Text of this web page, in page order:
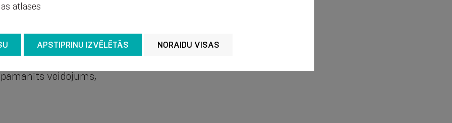
veidojums,
atlases
APSTIPRINU IZVĒLĒTĀS NORAIDU VISAS